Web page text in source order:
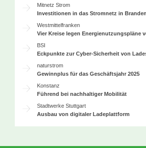
Mitnetz Strom
Investitionen in das Stromnetz in
Westmittelfranken
Vier Kreise legen Energienutzungspläne
BSI
Eckpunkte zur Cyber-Sicherheit von
naturstrom
Gewinnplus für das Geschäftsjahr 2025
Konstanz
Führend bei nachhaltiger Mobilität
Stadtwerke Stuttgart
Ausbau von digitaler Ladeplattform